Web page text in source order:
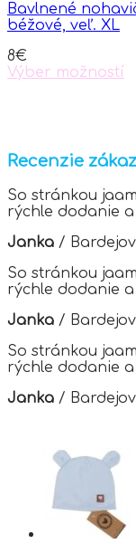
may
be
on
the
Bavlnené
béžové, veľ. XL
8€
Výber možností
variants.
The
options
may
be
chosen
on
the
product
page
Recenzie
So stránkou
rýchle dodanie
Janka / Bardejov
So stránkou
rýchle dodanie
Janka / Bardejov
So stránkou
rýchle dodanie
Janka / Bardejov